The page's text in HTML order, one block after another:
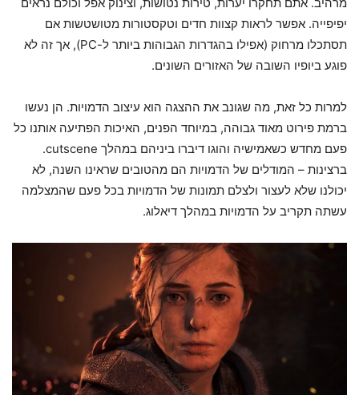
יפיפייה. אפשר לראות קצוות חדים וטקסטורות מטושטשות אם
תסתכלו מרחוק (אפילו בהגדרות הגבוהות ביותר ל-PC), אך זה לא
פוגע ביופיו השובה של האזורים השונים.
למרות כל זאת, מה שגונב את ההצגה הוא עיצוב הדמויות. הן נעשו
ברמת פירוט מאוד גבוהה, במיוחד הפנים, האיכות הפתיעה אותנו כל
פעם מחדש כשאמישיה והוגו דיברו ביניהם במהלך cutscene.
ברצינות – המודלים של הדמויות הם מהטובים שראינו השנה, לא
יכולנו שלא לעצור ולצלם תמונות של הדמויות בכל פעם שהמצלמה
עשתה תקריב על הדמויות במהלך דיאלוג.